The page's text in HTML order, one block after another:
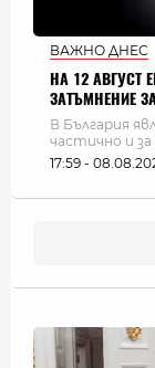
ВАЖНО ДНЕС
НА 12
ЗАТЪМНЕНИЕ
В България
частично и
17:59 -